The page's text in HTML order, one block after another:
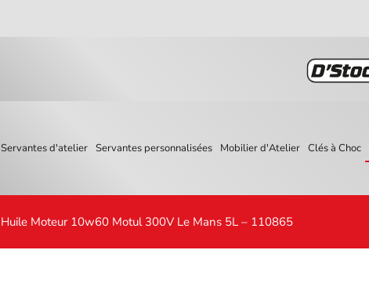
Servantes d'atelier Servantes personnalisées Mobilier d'Atelier Clés à Choc
Huile Moteur 10w60 Motul 300V Le Mans 5L – 110865